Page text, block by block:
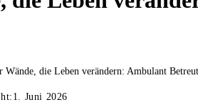
1. Juni 2026